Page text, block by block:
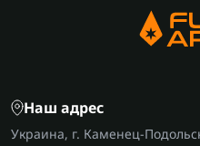
Наш адрес
Украина, г. Каменец-